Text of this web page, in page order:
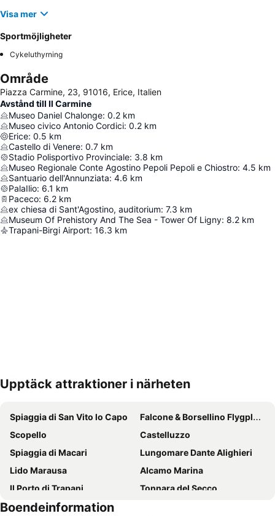
Visa mer
Sportmöjligheter
Cykeluthyrning
Område
Piazza Carmine, 23, 91016, Erice, Italien
Avstånd till Il Carmine
Museo Daniel Chalonge: 0.2 km
Museo civico Antonio Cordici: 0.2 km
Erice: 0.5 km
Castello di Venere: 0.7 km
Stadio Polisportivo Provinciale: 3.8 km
Museo Regionale Conte Agostino Pepoli Pepoli e Chiostro: 4.5 km
Santuario dell'Annunziata: 4.6 km
PalaIlio: 6.1 km
Paceco: 6.2 km
ex chiesa di Sant'Agostino, auditorium: 7.3 km
Museum Of Prehistory And The Sea - Tower Of Ligny: 8.2 km
Trapani-Birgi Airport: 16.3 km
Förstora kartan
Upptäck attraktioner i närheten
Spiaggia di San Vito lo Capo
Falcone & Borsellino Flygplats
Scopello
Castelluzzo
Spiaggia di Macari
Lungomare Dante Alighieri
Lido Marausa
Alcamo Marina
Il Porto di Trapani
Tonnara del Secco
Praia Favignana
Boendeinformation